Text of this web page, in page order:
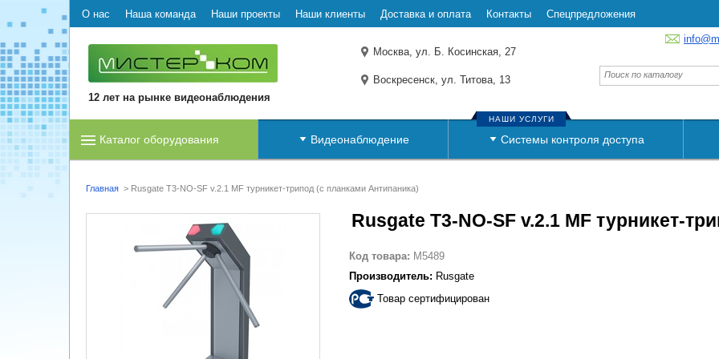
О нас Наша команда Наши проекты Наши клиенты Доставка и оплата Контакты Спецпредложения
12 лет на рынке видеонаблюдения
Москва, ул. Б. Косинская, 27
Воскресенск, ул. Титова, 13
Каталог оборудования Видеонаблюдение Системы контроля доступа
НАШИ УСЛУГИ
Главная > Rusgate T3-NO-SF v.2.1 MF турникет-трипод (с планками Антипаника)
Rusgate T3-NO-SF v.2.1 MF турникет-
Код товара: M5489
Производитель: Rusgate
Товар сертифицирован